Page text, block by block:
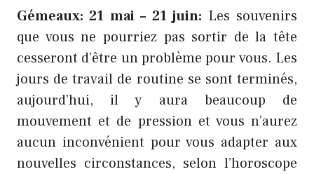
Gémeaux: 21 mai – 21 juin: Les souvenirs
que vous ne pourriez pas sortir de la tête
cesseront d’être un problème pour vous. Les
jours de travail de routine se sont terminés,
aujourd’hui, il y aura beaucoup de
mouvement et de pression et vous n’aurez
aucun inconvénient pour vous adapter aux
nouvelles circonstances, selon l’horoscope